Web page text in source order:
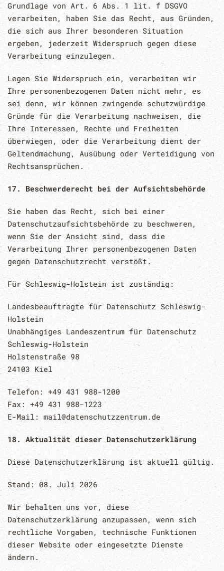
Grundlage von Art. 6 Abs. 1 lit. f DSGVO
verarbeiten, haben Sie das Recht, aus Gründen,
die sich aus Ihrer besonderen Situation
ergeben, jederzeit Widerspruch gegen diese
Verarbeitung einzulegen.
Legen Sie Widerspruch ein, verarbeiten wir
Ihre personenbezogenen Daten nicht mehr, es
sei denn, wir können zwingende schutzwürdige
Gründe für die Verarbeitung nachweisen, die
Ihre Interessen, Rechte und Freiheiten
überwiegen, oder die Verarbeitung dient der
Geltendmachung, Ausübung oder Verteidigung von
Rechtsansprüchen.
17. Beschwerderecht bei der Aufsichtsbehörde
Sie haben das Recht, sich bei einer
Datenschutzaufsichtsbehörde zu beschweren,
wenn Sie der Ansicht sind, dass die
Verarbeitung Ihrer personenbezogenen Daten
gegen Datenschutzrecht verstößt.
Für Schleswig-Holstein ist zuständig:
Landesbeauftragte für Datenschutz Schleswig-
Holstein
Unabhängiges Landeszentrum für Datenschutz
Schleswig-Holstein
Holstenstraße 98
24103 Kiel
Telefon: +49 431 988-1200
Fax: +49 431 988-1223
E-Mail: mail@datenschutzzentrum.de
18. Aktualität dieser Datenschutzerklärung
Diese Datenschutzerklärung ist aktuell gültig.
Stand: 08. Juli 2026
Wir behalten uns vor, diese
Datenschutzerklärung anzupassen, wenn sich
rechtliche Vorgaben, technische Funktionen
dieser Website oder eingesetzte Dienste
ändern.